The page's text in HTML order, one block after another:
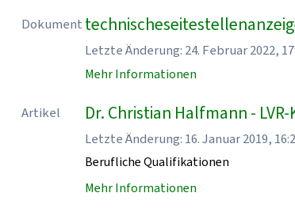
Dokument
Letzte Änderung: 24. Februar 2022,
Mehr Informationen
Artikel Dr. Christian Halfmann -
Letzte Änderung: 16. Januar 2019,
Berufliche Qualifikationen
Mehr Informationen